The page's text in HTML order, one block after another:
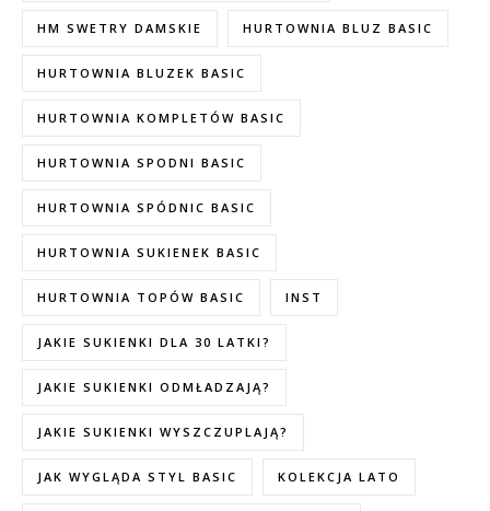
HM SWETRY DAMSKIE HURTOWNIA BLUZ BASIC
HURTOWNIA BLUZEK BASIC
HURTOWNIA KOMPLETÓW BASIC
HURTOWNIA SPODNI BASIC
HURTOWNIA SPÓDNIC BASIC
HURTOWNIA SUKIENEK BASIC
HURTOWNIA TOPÓW BASIC INST
JAKIE SUKIENKI DLA 30 LATKI?
JAKIE SUKIENKI ODMŁADZAJĄ?
JAKIE SUKIENKI WYSZCZUPLAJĄ?
JAK WYGLĄDA STYL BASIC KOLEKCJA LATO